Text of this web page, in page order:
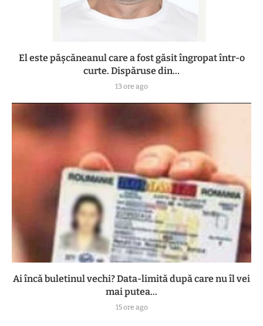
El este pășcăneanul care a fost găsit îngropat într-o
curte. Dispăruse din...
13 ore ago
Ai încă buletinul vechi? Data-limită după care nu îl vei
mai putea...
15 ore ago